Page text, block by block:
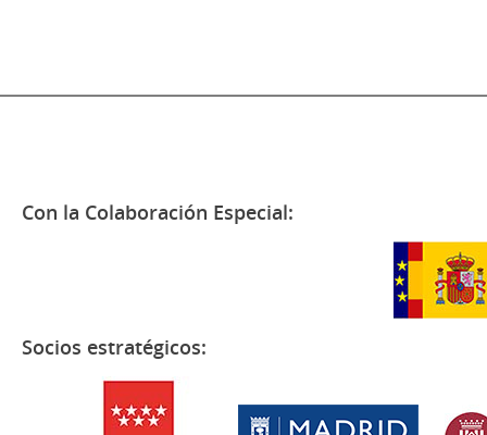
Con la Colaboración Especial:
Socios estratégicos: